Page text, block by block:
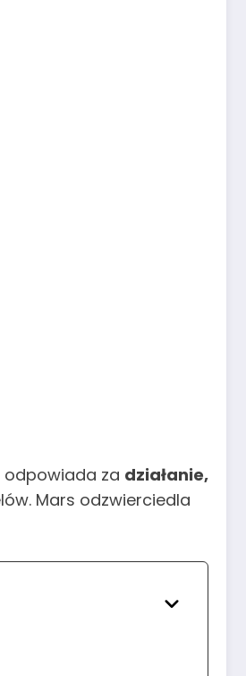
odpowiada za działanie,
Mars odzwierciedla